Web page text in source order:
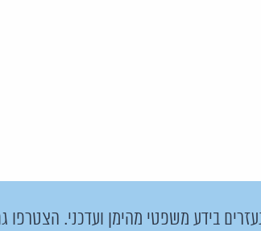
בידע משפטי מהימן ועדכני. הצטרפו